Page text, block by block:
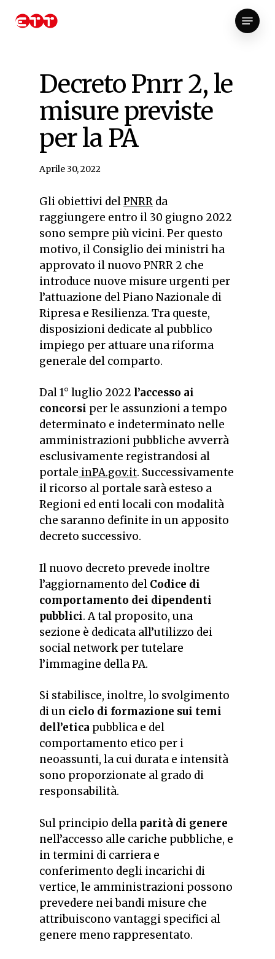
Menu
Decreto Pnrr 2, le
misure previste
per la PA
Aprile 30, 2022
Gli obiettivi delPNRR da
raggiungere entro il 30 giugno 2022
sono sempre più vicini. Per questo
motivo, il Consiglio dei ministri ha
approvato il nuovo PNRR 2 che
introduce nuove misure urgenti per
l’attuazione del Piano Nazionale di
Ripresa e Resilienza. Tra queste,
disposizioni dedicate al pubblico
impiego per attuare una riforma
generale del comparto.
Dal 1° luglio 2022 l’accesso ai
concorsi per le assunzioni a tempo
determinato e indeterminato nelle
amministrazioni pubbliche avverrà
esclusivamente registrandosi al
portale inPA.gov.it. Successivamente
il ricorso al portale sarà esteso a
Regioni ed enti locali con modalità
che saranno definite in un apposito
decreto successivo.
Il nuovo decreto prevede inoltre
l’aggiornamento del Codice di
comportamento dei dipendenti
pubblici. A tal proposito, una
sezione è dedicata all’utilizzo dei
social network per tutelare
l’immagine della PA.
Si stabilisce, inoltre, lo svolgimento
di un ciclo di formazione sui temi
dell’etica pubblica e del
comportamento etico per i
neoassunti, la cui durata e intensità
sono proporzionate al grado di
responsabilità.
Sul principio della parità di genere
nell’accesso alle cariche pubbliche, e
in termini di carriera e
conferimento degli incarichi di
vertice, le amministrazioni possono
prevedere nei bandi misure che
attribuiscono vantaggi specifici al
genere meno rappresentato.